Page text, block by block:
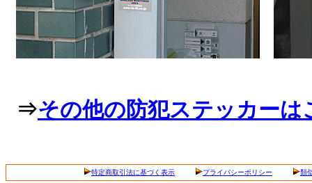
⇒その他の防犯ステッカーは
特定商取引法に基づく表示 プライバシーポリシー 類